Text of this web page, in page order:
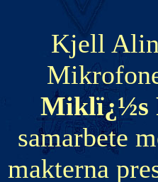
Kjell
Miklï¿½s
samarbete
makterna